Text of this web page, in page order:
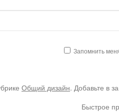
Запомнить
Общий дизайн. Добавьте в
Быстрое